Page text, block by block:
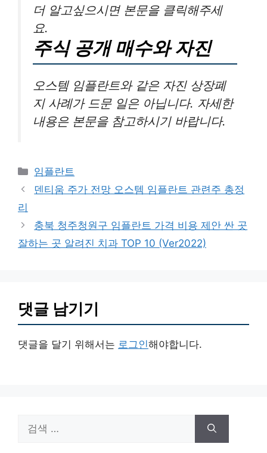
더 알고싶으시면 본문을 클릭해주세
요.
주식 공개 매수와 자진
오스템 임플란트와 같은 자진 상장폐
지 사례가 드문 일은 아닙니다. 자세한
내용은 본문을 참고하시기 바랍니다.
카
테
임플란트
덴티움 주가 전망 오스템 임플란트 관련주 총정
리
충북 청주청원구 임플란트 가격 비용 제안 싼 곳
잘하는 곳 알려진 치과 TOP 10 (Ver2022)
댓글 남기기
댓글을 달기 위해서는 로그인해야합니다.
색: